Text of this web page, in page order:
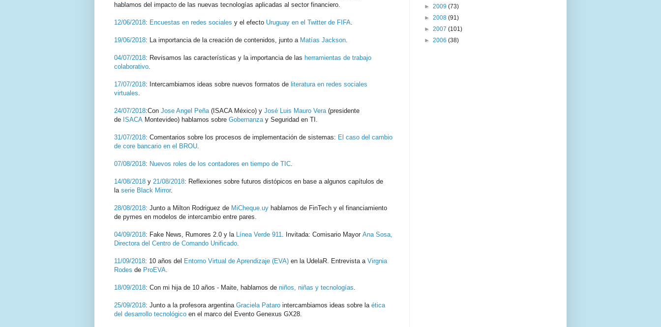
hablamos del impacto de las nuevas tecnologías aplicadas al sector financiero.
12/06/2018: Encuestas en redes sociales y el efecto Uruguay en el Twitter de FIFA
19/06/2018: La importancia de la creación de contenidos, junto a Matías Jackson
04/07/2018: Revisamos las características y la importancia de las herramientas de trabajo
colaborativo
17/07/2018: Intercambiamos ideas sobre nuevos formatos de literatura en redes sociales
virtuales
24/07/2018:Con Jose Angel Peña (ISACA México) y José Luis Mauro Vera (presidente
de ISACA Montevideo) hablamos sobre Gobernanza y Seguridad en TI.
31/07/2018: Comentarios sobre los procesos de implementación de sistemas: El caso del cambio
de core bancario en el BROU
07/08/2018: Nuevos roles de los contadores en tiempo de TIC
14/08/2018 y 21/08/2018: Reflexiones sobre futuros distópicos en base a algunos capítulos de
la serie Black Mirror.
28/08/2018: Junto a Milton Rodriguez de MiCheque.uy hablamos de FinTech y el financiamiento
de pymes en modelos de intercambio entre pares.
04/09/2018: Fake News, Rumores 2.0 y la Línea Verde 911 . Invitada: Comisario Mayor Ana Sosa,
Directora del Centro de Comando Unificado
11/09/2018: 10 años del Entorno Virtual de Aprendizaje (EVA) en la UdelaR. Entrevista a Virgnia
Rodes de ProEVA
18/09/2018: Con mi hija de 10 años - Maite, hablamos de niños, niñas y tecnologías
25/09/2018: Junto a la profesora argentina Graciela Pataro intercambiamos ideas sobre la ética
del desarrollo tecnológico en el marco del Evento Genexus GX28.
► 2009 (73)
► 2008 (91)
► 2007 (101)
► 2006 (38)